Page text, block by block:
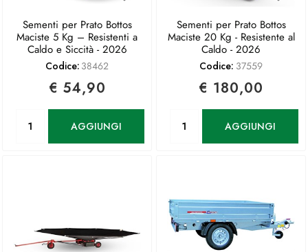
Sementi per Prato Bottos
Maciste 5 Kg – Resistenti a
Caldo e Siccità - 2026
Codice: 38462
€ 54,90
AGGIUNGI
Sementi per Prato Bottos
Maciste 20 Kg - Resistente al
Caldo - 2026
Codice: 37559
€ 180,00
AGGIUNGI